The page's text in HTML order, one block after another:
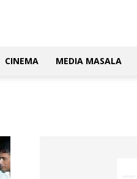
CINEMA MEDIA MASALA